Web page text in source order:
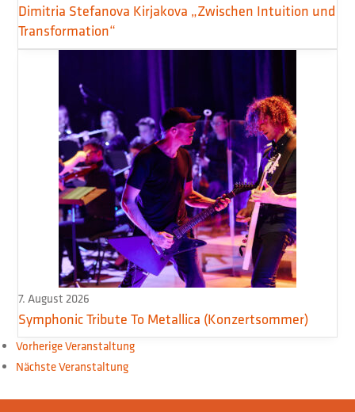
Dimitria Stefanova Kirjakova „Zwischen Intuition und
Transformation“
7. August 2026
Symphonic Tribute To Metallica (Konzertsommer)
Vorherige Veranstaltung
Nächste Veranstaltung